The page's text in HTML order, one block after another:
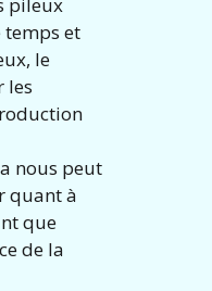
temps et
le
les
nous peut
quant à
que
de la